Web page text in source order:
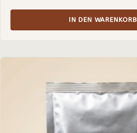
IN DEN WARENKORB